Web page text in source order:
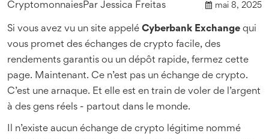
CryptomonnaiesPar Jessica Freitas mai 8, 2025
Si vous avez vu un site appelé Cyberbank Exchange qui
vous promet des échanges de crypto facile, des
rendements garantis ou un dépôt rapide, fermez cette
page. Maintenant. Ce n’est pas un échange de crypto.
C’est une arnaque. Et elle est en train de voler de l’argent
à des gens réels - partout dans le monde.
Il n’existe aucun échange de crypto légitime nommé